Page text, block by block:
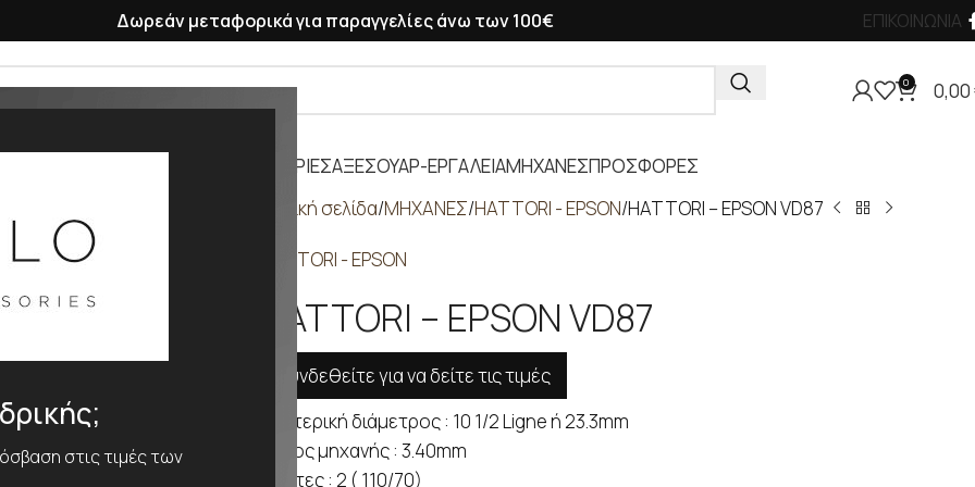
στις τιμές των
Δωρεάν μεταφορικά για παραγγελίες άνω των 100€ ΕΠΙΚΟΙΝΩΝΙΑ
0 0,00
ΜΠΑΤΑΡΙΕΣΑΞΕΣΟΥΑΡ-ΕΡΓΑΛΕΙΑΜΗΧΑΝΕΣΠΡΟΣΦΟΡΕΣ
Αρχική σελίδα ΜΗΧΑΝΕΣ HATTORI - EPSON HATTORI – EPSON VD87
HATTORI - EPSON
HATTORI – EPSON VD87
Συνδεθείτε για να δείτε τις τιμές
Εξωτερική διάμετρος : 10 1/2 Ligne ή 23.3mm
Πάχος μηχανής : 3.40mm
Δείκτες : 2 ( 110/70)